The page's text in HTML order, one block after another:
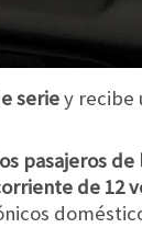
seriey recibe
pasajeros
de 12